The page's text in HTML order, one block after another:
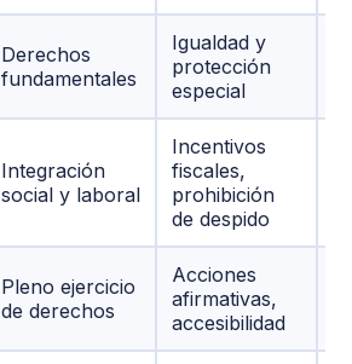
Derechos
fundamentales
Igualdad y
protección
especial
Integración
social y laboral
Incentivos
fiscales,
prohibición
de despido
Pleno ejercicio
de derechos
Acciones
afirmativas,
accesibilidad